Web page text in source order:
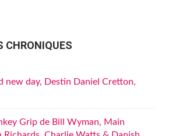
CHRONIQUES
new day, Destin Daniel Cretton,
Grip de Bill Wyman, Main